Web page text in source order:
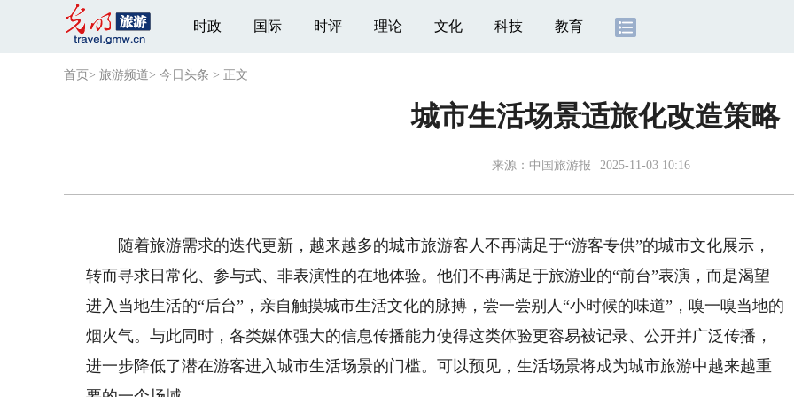
时政 国际 时评 理论 文化 科技 教育
首页 > 旅游频道> 今日头条 > 正文
城市生活场景适旅化改造策略
来源： 中国旅游报 2025-11-03 10:16
随着旅游需求的迭代更新，越来越多的城市旅游客人不再满足于“游客专供”的城市文化展示，
转而寻求日常化、参与式、非表演性的在地体验。他们不再满足于旅游业的“前台”表演，而是渴望
进入当地生活的“后台”，亲自触摸城市生活文化的脉搏，尝一尝别人“小时候的味道”，嗅一嗅当地的
烟火气。与此同时，各类媒体强大的信息传播能力使得这类体验更容易被记录、公开并广泛传播，
进一步降低了潜在游客进入城市生活场景的门槛。可以预见，生活场景将成为城市旅游中越来越重